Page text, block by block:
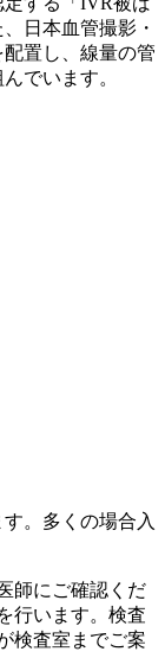
日本血管撮影・
置し、線量の管
でいます。
。多くの場合入
師にご確認くだ
行います。検査
検査室までご案